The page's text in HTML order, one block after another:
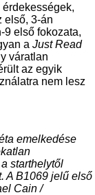
első, 3-án
9 első fokozata,
a Just Read
váratlan
az egyik
nem lesz
emelkedése
starthelytől
A B1069 jelű első
Cain /